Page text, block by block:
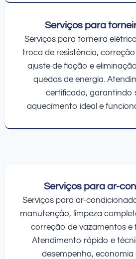
Serviços para
Serviços para torneira
troca de resistência,
ajuste de fiação e
quedas de energia.
certificado, garantindo
aquecimento ideal e
Serviços para ar-
Serviços para ar-
manutenção, limpeza
correção de vazamentos e
Atendimento rápido e
desempenho, economia